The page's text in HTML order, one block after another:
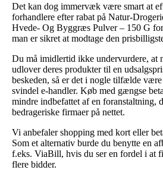
Det kan dog immervæk være smart at
forhandlere efter rabat på Natur-
Hvede- Og Byggræs Pulver – 150 G
man er sikret at modtage den
Du må imidlertid ikke undervurdere, at
udlover deres produkter til en
beskeden, så er det i nogle tilfælde
svindel e-handler. Køb med gængse
mindre indbefattet af en foranstaltning,
bedrageriske firmaer på nettet.
Vi anbefaler shopping med kort eller
Som et alternativ burde du benytte en
f.eks. ViaBill, hvis du ser en fordel i at
flere bidder.